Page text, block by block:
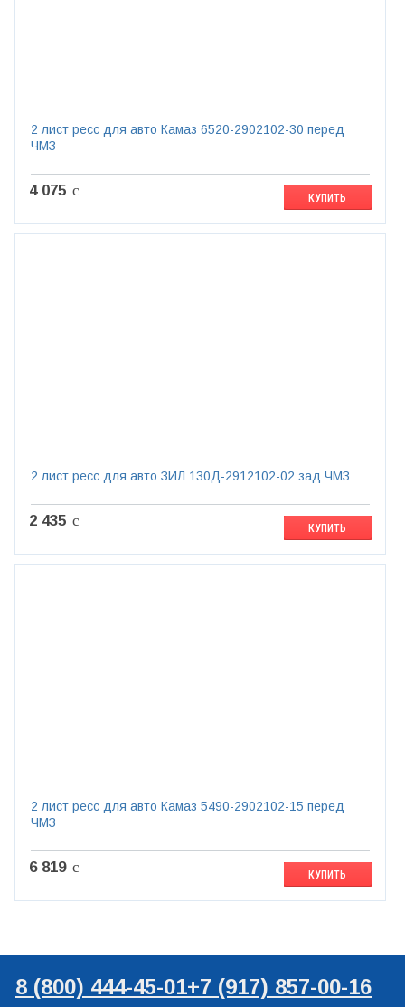
2 лист ресс для авто Камаз 6520-2902102-30 перед
ЧМЗ
4 075 c КУПИТЬ
2 лист ресс для авто ЗИЛ 130Д-2912102-02 зад ЧМЗ
2 435 c КУПИТЬ
2 лист ресс для авто Камаз 5490-2902102-15 перед
ЧМЗ
6 819 c КУПИТЬ
8 (800) 444-45-01+7 (917) 857-00-16